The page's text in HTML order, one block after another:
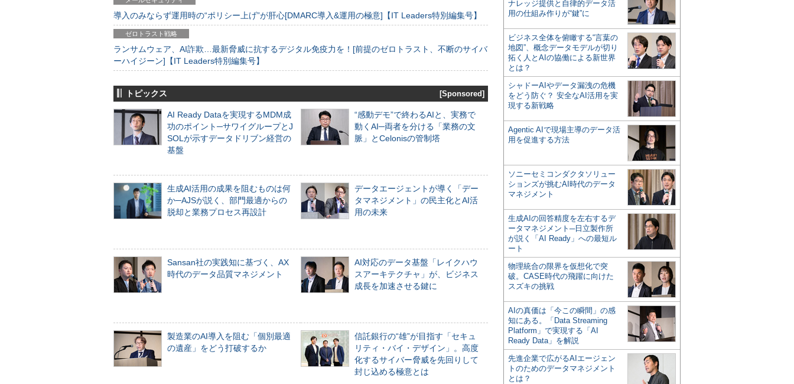
導入のみならず運用時の“ポリシー上げ”が肝心[DMARC導入&運用の極意]【IT Leaders特別編集号】
ゼロトラスト戦略
ランサムウェア、AI詐欺…最新脅威に抗するデジタル免疫力を！[前提のゼロトラスト、不断のサイバ
ーハイジーン]【IT Leaders特別編集号】
トピックス [Sponsored]
AI Ready Dataを実現するMDM成
功のポイント─サワイグループとJ
SOLが示すデータドリブン経営の
基盤
“感動デモ”で終わるAIと、実務で
動くAI─両者を分ける「業務の文
脈」とCelonisの管制塔
生成AI活用の成果を阻むものは何
か─AJSが説く、部門最適からの
脱却と業務プロセス再設計
データエージェントが導く「デー
タマネジメント」の民主化とAI活
用の未来
Sansan社の実践知に基づく、AX
時代のデータ品質マネジメント
AI対応のデータ基盤「レイクハウ
スアーキテクチャ」が、ビジネス
成長を加速させる鍵に
製造業のAI導入を阻む「個別最適
の遺産」をどう打破するか
信託銀行の“雄”が目指す「セキュ
リティ・バイ・デザイン」。高度
化するサイバー脅威を先回りして
封じ込める極意とは
ナレッジ提供と自律的データ活
用の仕組み作りが“鍵”に
ビジネス全体を俯瞰する“言葉の
地図”、概念データモデルが切り
拓く人とAIの協働による新世界
とは？
シャドーAIやデータ漏洩の危機
をどう防ぐ？ 安全なAI活用を実
現する新戦略
Agentic AIで現場主導のデータ活
用を促進する方法
ソニーセミコンダクタソリュー
ションズが挑むAI時代のデータ
マネジメント
生成AIの回答精度を左右するデ
ータマネジメント─日立製作所
が説く「AI Ready」への最短ル
ート
物理統合の限界を仮想化で突
破。CASE時代の飛躍に向けた
スズキの挑戦
AIの真価は「今この瞬間」の感
知にある。「Data Streaming
Platform」で実現する「AI
Ready Data」を解説
先進企業で広がるAIエージェン
トのためのデータマネジメント
とは？